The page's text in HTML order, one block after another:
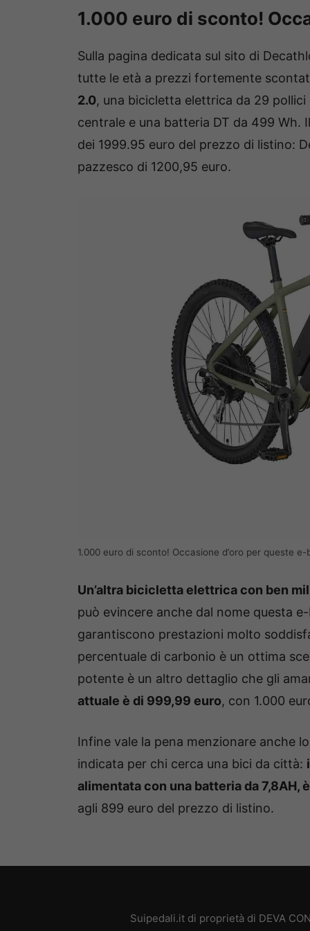
1.000 euro di sconto!
Sulla pagina dedicata sul sito di
tutte le età a prezzi fortemente
2.0, una bicicletta elettrica da 29
centrale e una batteria DT da 499 Wh.
dei 1999.95 euro del prezzo di listino:
pazzesco di 1200,95 euro.
1.000 euro di sconto! Occasione d’oro per queste
Un’altra bicicletta elettrica con ben
può evincere anche dal nome questa
garantiscono prestazioni molto
percentuale di carbonio è un ottima
potente è un altro dettaglio che gli
attuale è di 999,99 euro, con 1.000
Infine vale la pena menzionare anche
indicata per chi cerca una bici da città:
alimentata con una batteria da 7,8AH,
agli 899 euro del prezzo di listino.
Suipedali.it di proprietà di DEVA